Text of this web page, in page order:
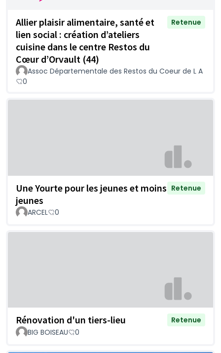
Allier plaisir alimentaire, santé et
lien social : création d’ateliers
cuisine dans le centre Restos du
Cœur d’Orvault (44)
Retenue
Assoc Départementale des Restos du Coeur de L A
0
Une Yourte pour les jeunes et moins
jeunes
Retenue
ARCEL 0
Rénovation d'un tiers-lieu
Retenue
BIG BOISEAU
0